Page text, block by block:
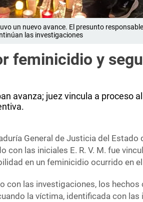
un nuevo avance. El presunto
las investigaciones
feminicidio y
avanza; juez vincula a proceso
General de Justicia del
con las iniciales E. R. V. M. fue
en un feminicidio ocurrido en
con las investigaciones, los
la víctima, identificada con las